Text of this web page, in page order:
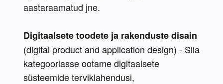
aastaraamatud jne.
Digitaalsete toodete ja rakenduste disain
(digital product and application design) - Siia
kategooriasse ootame digitaalsete
süsteemide terviklahendusi,